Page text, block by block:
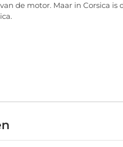
de motor. Maar in Corsica